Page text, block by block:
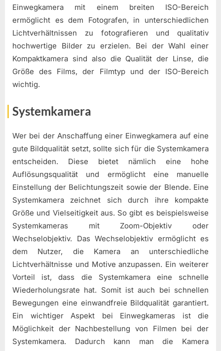
Einwegkamera mit einem breiten ISO-Bereich
ermöglicht es dem Fotografen, in unterschiedlichen
Lichtverhältnissen zu fotografieren und qualitativ
hochwertige Bilder zu erzielen. Bei der Wahl einer
Kompaktkamera sind also die Qualität der Linse, die
Größe des Films, der Filmtyp und der ISO-Bereich
wichtig.
Systemkamera
Wer bei der Anschaffung einer Einwegkamera auf eine
gute Bildqualität setzt, sollte sich für die Systemkamera
entscheiden. Diese bietet nämlich eine hohe
Auflösungsqualität und ermöglicht eine manuelle
Einstellung der Belichtungszeit sowie der Blende. Eine
Systemkamera zeichnet sich durch ihre kompakte
Größe und Vielseitigkeit aus. So gibt es beispielsweise
Systemkameras mit Zoom-Objektiv oder
Wechselobjektiv. Das Wechselobjektiv ermöglicht es
dem Nutzer, die Kamera an unterschiedliche
Lichtverhältnisse und Motive anzupassen. Ein weiterer
Vorteil ist, dass die Systemkamera eine schnelle
Wiederholungsrate hat. Somit ist auch bei schnellen
Bewegungen eine einwandfreie Bildqualität garantiert.
Ein wichtiger Aspekt bei Einwegkameras ist die
Möglichkeit der Nachbestellung von Filmen bei der
Systemkamera. Dadurch kann man die Kamera